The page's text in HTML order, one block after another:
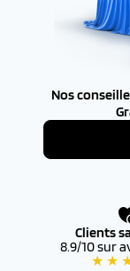
Nos
Clients
8.9/10 sur
★ ★